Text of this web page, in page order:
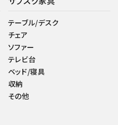
テーブル/デスク
チェア
ソファー
テレビ台
ベッド/寝具
収納
その他